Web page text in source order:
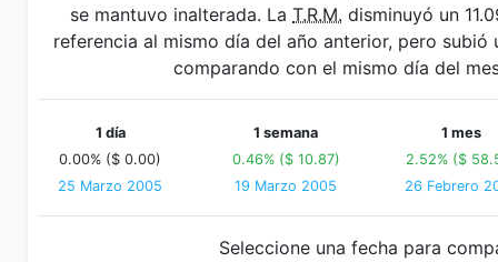
se mantuvo inalterada. La T.R.M. disminuyó un
referencia al mismo día del año anterior, pero subió
comparando con el mismo día del
1 día
0.00% ($ 0.00)
25 Marzo 2005
1 semana
0.46% ($ 10.87)
19 Marzo 2005
1 mes
2.52% ($
26 Febrero
Seleccione una fecha para